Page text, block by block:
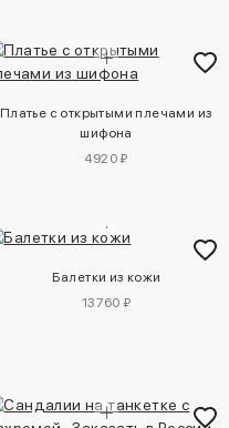
Платье с открытыми плечами из
шифона
4920 ₽
Балетки из кожи
13760 ₽